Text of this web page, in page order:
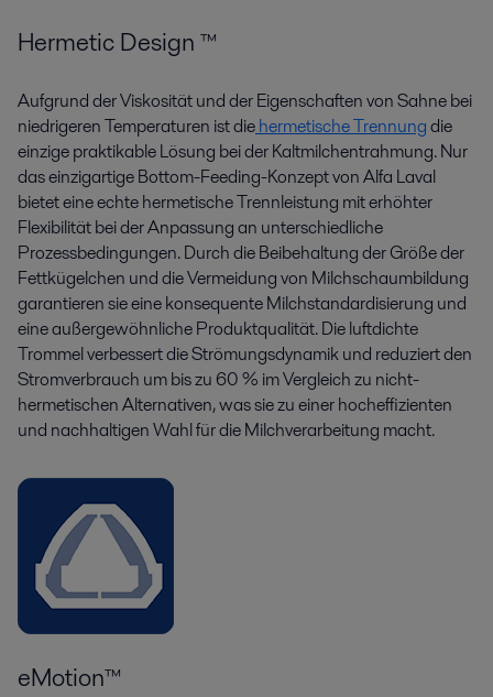
Hermetic Design ™
Aufgrund der Viskosität und der Eigenschaften von Sahne bei
niedrigeren Temperaturen ist diehermetische Trennungdie
einzige praktikable Lösung bei der Kaltmilchentrahmung. Nur
das einzigartige Bottom-Feeding-Konzept von Alfa Laval
bietet eine echte hermetische Trennleistung mit erhöhter
Flexibilität bei der Anpassung an unterschiedliche
Prozessbedingungen. Durch die Beibehaltung der Größe der
Fettkügelchen und die Vermeidung von Milchschaumbildung
garantieren sie eine konsequente Milchstandardisierung und
eine außergewöhnliche Produktqualität. Die luftdichte
Trommel verbessert die Strömungsdynamik und reduziert den
Stromverbrauch um bis zu 60 % im Vergleich zu nicht-
hermetischen Alternativen, was sie zu einer hocheffizienten
und nachhaltigen Wahl für die Milchverarbeitung macht.
eMotion™